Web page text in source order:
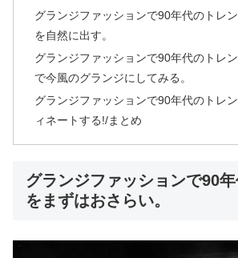
グランジファッションで90年代のトレ
を自然に出す。
グランジファッションで90年代のトレ
で今風のグランジにしてみる。
グランジファッションで90年代のトレ
ィネートする!/まとめ
グランジファッションで90
をまずはおさらい。